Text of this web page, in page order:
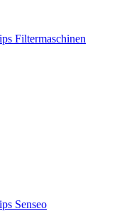
Filtermaschinen
Senseo